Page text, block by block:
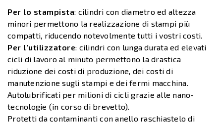
Per lo stampista: cilindri con diametro ed altezza
minori permettono la realizzazione di stampi più
compatti, riducendo notevolmente tutti i vostri costi.
Per l’utilizzatore: cilindri con lunga durata ed elevati
cicli di lavoro al minuto permettono la drastica
riduzione dei costi di produzione, dei costi di
manutenzione sugli stampi e dei fermi macchina.
Autolubrificati per milioni di cicli grazie alle nano-
tecnologie (in corso di brevetto).
Protetti da contaminanti con anello raschiastelo di